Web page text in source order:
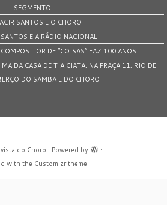
SEGMENTO
SANTOS E O CHORO
E A RÁDIO NACIONAL
DE “COISAS” FAZ 100 ANOS
DA CASA DE TIA CIATA, NA PRAÇA 11, RIO DE
DO SAMBA E DO CHORO
do Choro · Powered by
·
with the Customizr theme ·